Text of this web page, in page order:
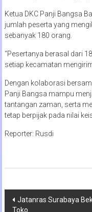
Ketua DKC Panji Bangsa
jumlah peserta yang
sebanyak 180 orang.
“Pesertanya berasal dari
setiap kecamatan
Dengan kolaborasi
Panji Bangsa mampu
tantangan zaman, serta
tetap berpijak pada nilai
Reporter: Rusdi
Navigasi
Jatanras Surabaya
Toko